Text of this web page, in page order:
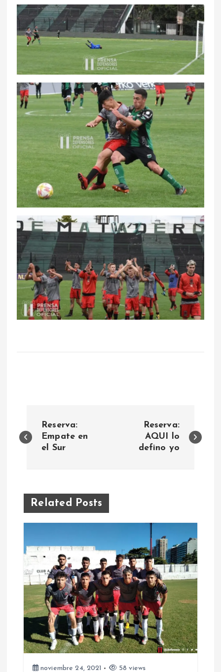
a
e
g
ó
n
d
Reserva:
Empate en
el Sur
Reserva:
AQUI lo
defino yo
Related Posts
noviembre 24, 2021 58 views